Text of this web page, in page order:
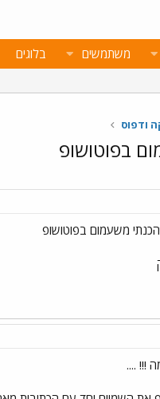
משתמשים בלוגים
ודפוס
בפוטושופ
משעמום בפוטושופ
!!! ....